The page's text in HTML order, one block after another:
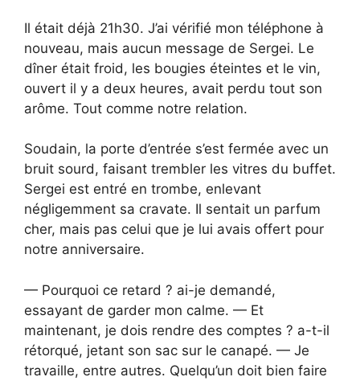
Il était déjà 21h30. J’ai vérifié mon téléphone à
nouveau, mais aucun message de Sergei. Le
dîner était froid, les bougies éteintes et le vin,
ouvert il y a deux heures, avait perdu tout son
arôme. Tout comme notre relation.
Soudain, la porte d’entrée s’est fermée avec un
bruit sourd, faisant trembler les vitres du buffet.
Sergei est entré en trombe, enlevant
négligemment sa cravate. Il sentait un parfum
cher, mais pas celui que je lui avais offert pour
notre anniversaire.
— Pourquoi ce retard ? ai-je demandé,
essayant de garder mon calme. — Et
maintenant, je dois rendre des comptes ? a-t-il
rétorqué, jetant son sac sur le canapé. — Je
travaille, entre autres. Quelqu’un doit bien faire